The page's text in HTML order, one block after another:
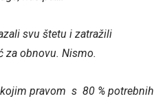
svu štetu i zatražili
za obnovu. Nismo.
pravom s 80 % potrebnih